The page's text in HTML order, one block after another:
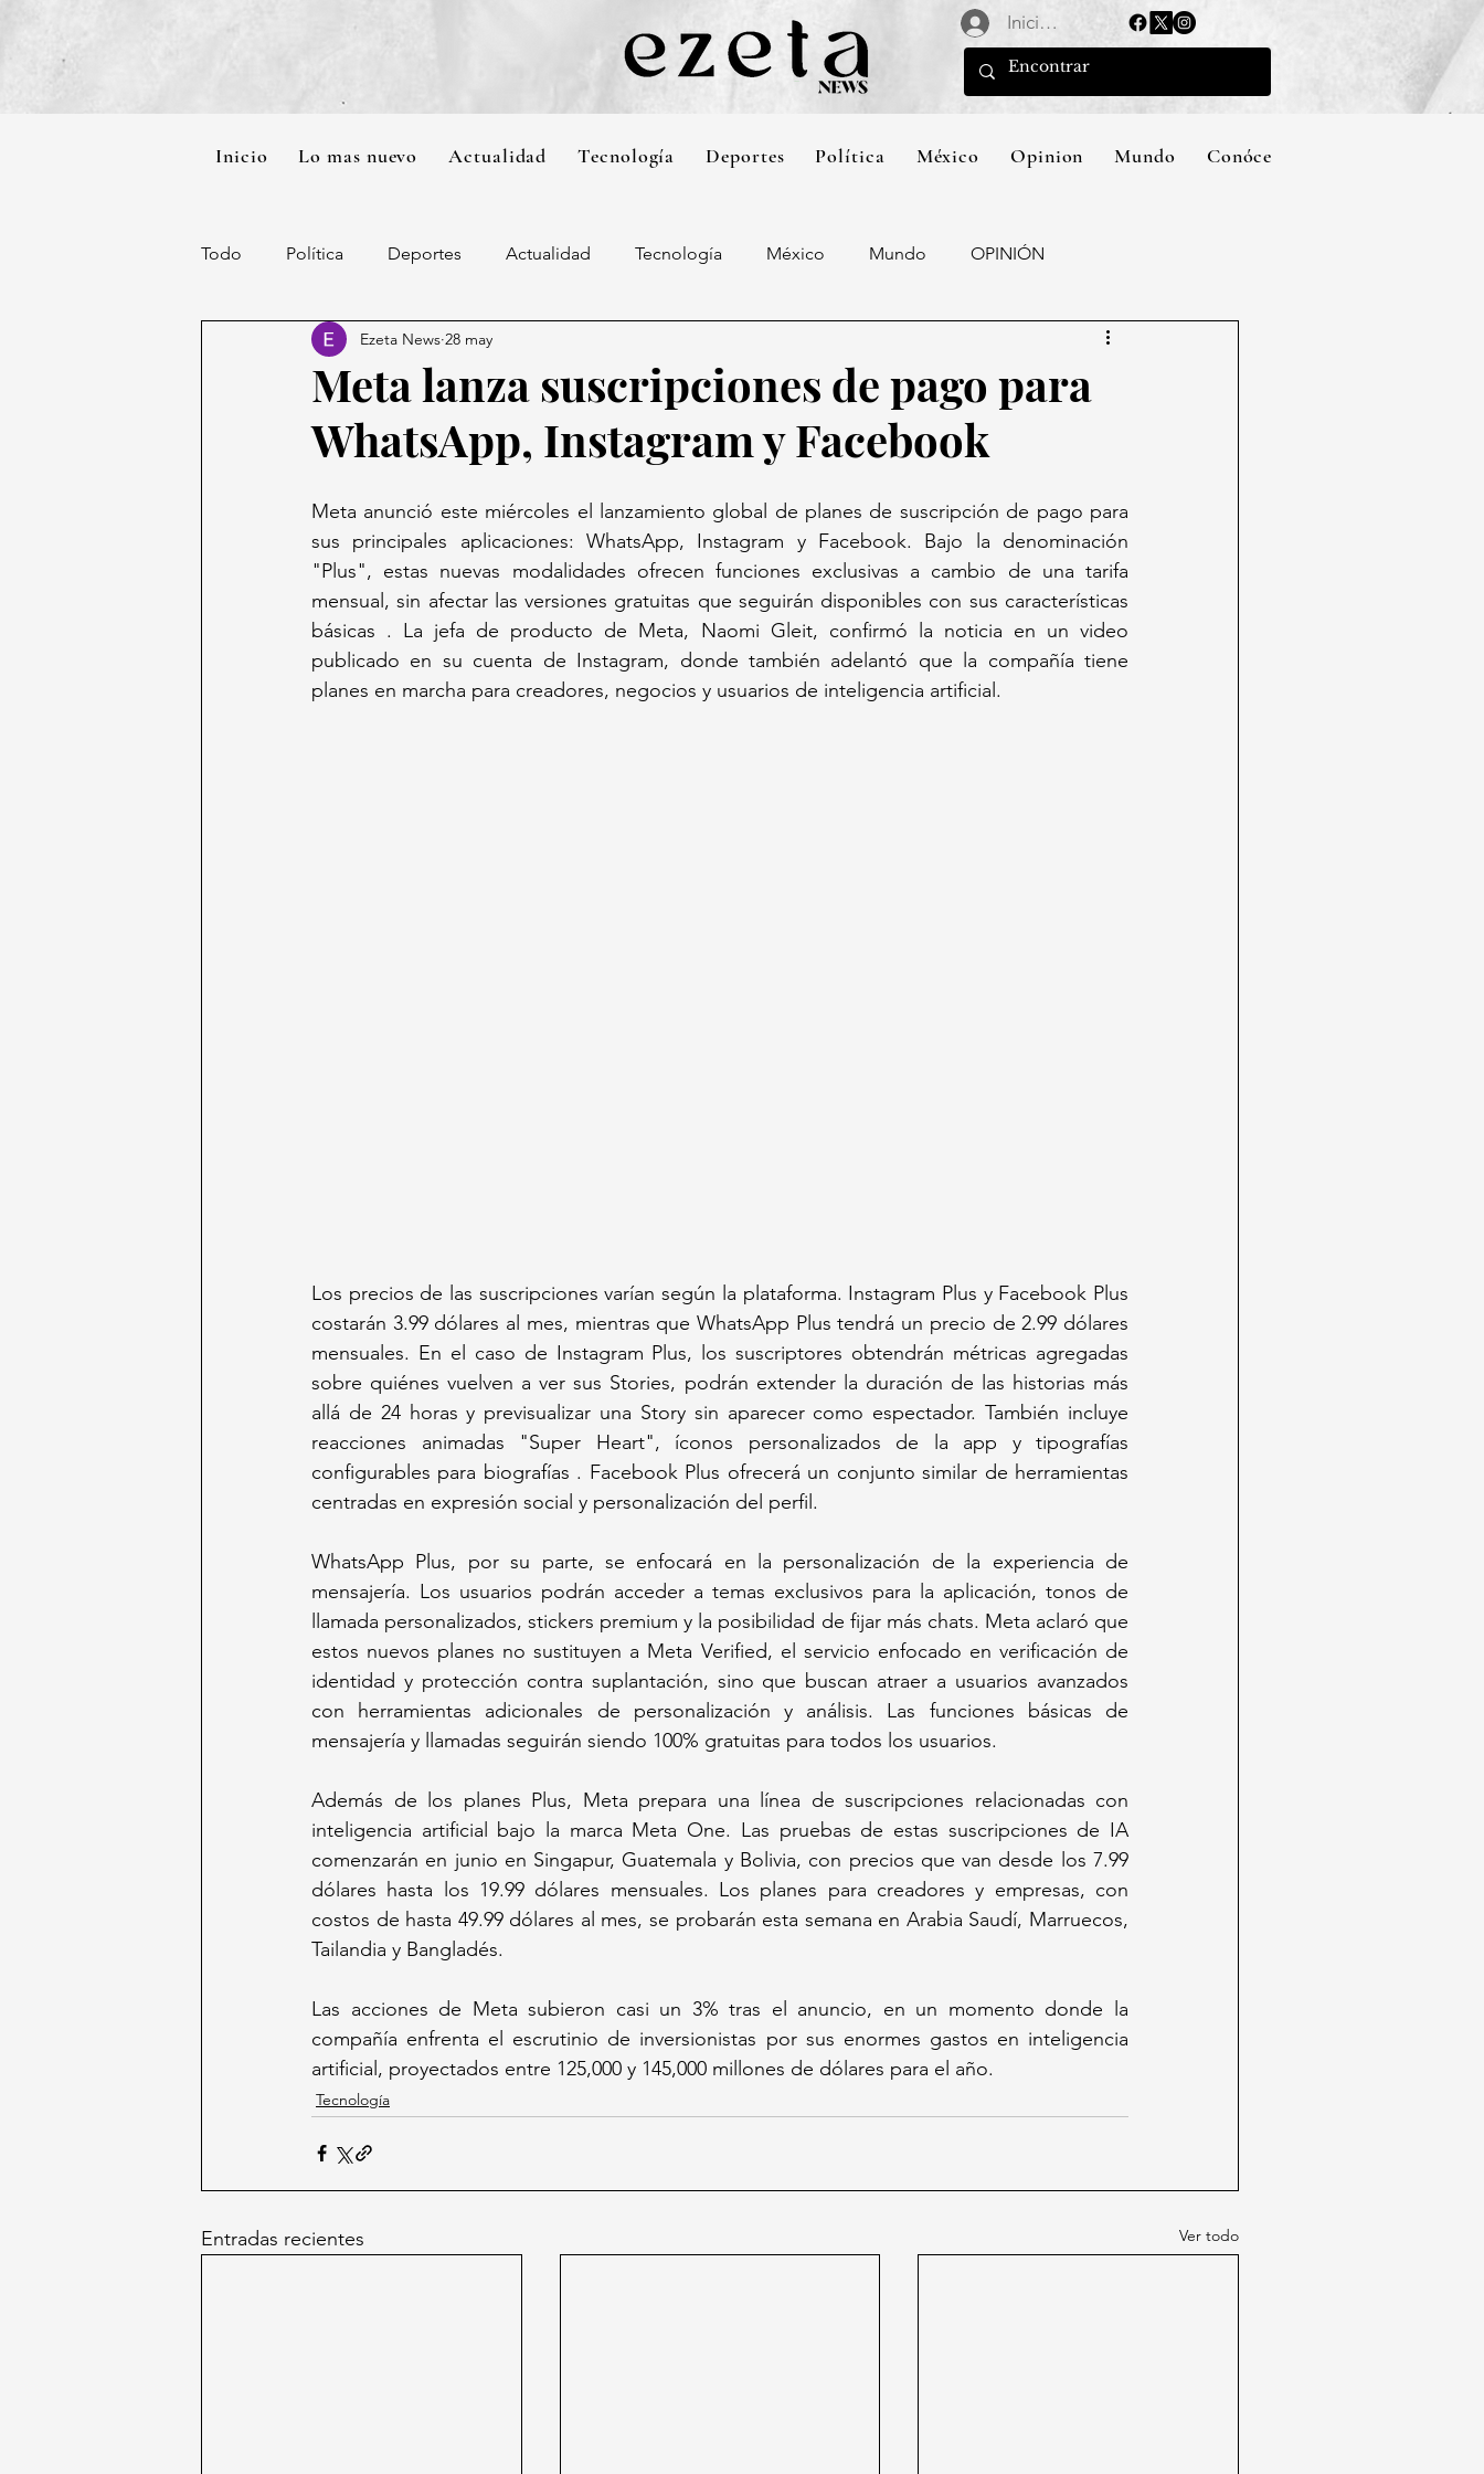
Iniciar sesión
Inicio Lo mas nuevo Actualidad Tecnología Deportes Política México Opinion Mundo Conócenos
Todo Política Deportes Actualidad Tecnología México Mundo OPINIÓN
Meta lanza suscripciones de pago para
WhatsApp, Instagram y Facebook
Ezeta News 28 may
Meta anunció este miércoles el lanzamiento global de planes de suscripción de pago para
sus principales aplicaciones: WhatsApp, Instagram y Facebook. Bajo la denominación
"Plus", estas nuevas modalidades ofrecen funciones exclusivas a cambio de una tarifa
mensual, sin afectar las versiones gratuitas que seguirán disponibles con sus características
básicas . La jefa de producto de Meta, Naomi Gleit, confirmó la noticia en un video
publicado en su cuenta de Instagram, donde también adelantó que la compañía tiene
planes en marcha para creadores, negocios y usuarios de inteligencia artificial.
Los precios de las suscripciones varían según la plataforma. Instagram Plus y Facebook Plus
costarán 3.99 dólares al mes, mientras que WhatsApp Plus tendrá un precio de 2.99 dólares
mensuales. En el caso de Instagram Plus, los suscriptores obtendrán métricas agregadas
sobre quiénes vuelven a ver sus Stories, podrán extender la duración de las historias más
allá de 24 horas y previsualizar una Story sin aparecer como espectador. También incluye
reacciones animadas "Super Heart", íconos personalizados de la app y tipografías
configurables para biografías . Facebook Plus ofrecerá un conjunto similar de herramientas
centradas en expresión social y personalización del perfil.
WhatsApp Plus, por su parte, se enfocará en la personalización de la experiencia de
mensajería. Los usuarios podrán acceder a temas exclusivos para la aplicación, tonos de
llamada personalizados, stickers premium y la posibilidad de fijar más chats. Meta aclaró que
estos nuevos planes no sustituyen a Meta Verified, el servicio enfocado en verificación de
identidad y protección contra suplantación, sino que buscan atraer a usuarios avanzados
con herramientas adicionales de personalización y análisis. Las funciones básicas de
mensajería y llamadas seguirán siendo 100% gratuitas para todos los usuarios.
Además de los planes Plus, Meta prepara una línea de suscripciones relacionadas con
inteligencia artificial bajo la marca Meta One. Las pruebas de estas suscripciones de IA
comenzarán en junio en Singapur, Guatemala y Bolivia, con precios que van desde los 7.99
dólares hasta los 19.99 dólares mensuales. Los planes para creadores y empresas, con
costos de hasta 49.99 dólares al mes, se probarán esta semana en Arabia Saudí, Marruecos,
Tailandia y Bangladés.
Las acciones de Meta subieron casi un 3% tras el anuncio, en un momento donde la
compañía enfrenta el escrutinio de inversionistas por sus enormes gastos en inteligencia
artificial, proyectados entre 125,000 y 145,000 millones de dólares para el año.
Tecnología
Entradas recientes Ver todo